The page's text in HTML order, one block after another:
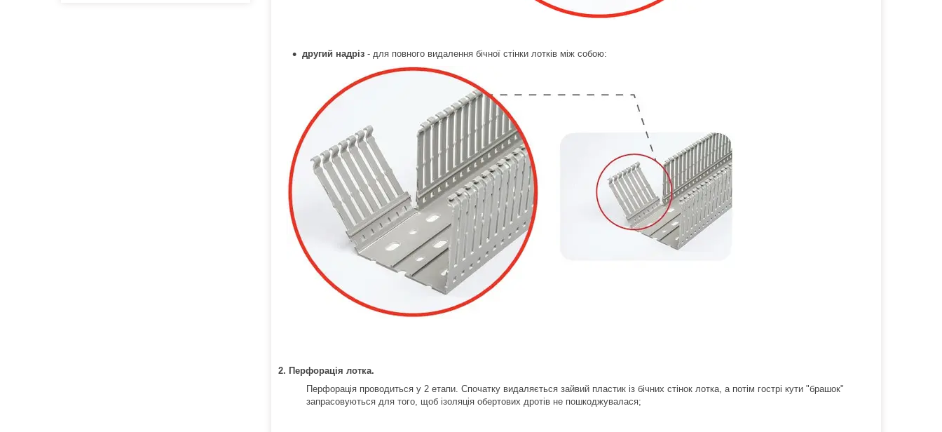
другий надріз - для повного видалення бічної стінки лотків між собою:
2. Перфорація лотка.
Перфорація проводиться у 2 етапи. Спочатку видаляється зайвий пластик із бічних стінок лотка, а потім гострі кути "брашок"
запрасовуються для того, щоб ізоляція обертових дротів не пошкоджувалася;